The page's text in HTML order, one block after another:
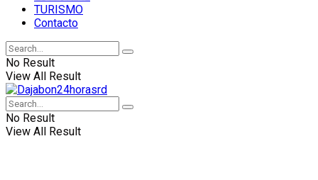
TURISMO
Contacto
No Result
View All Result
No Result
View All Result